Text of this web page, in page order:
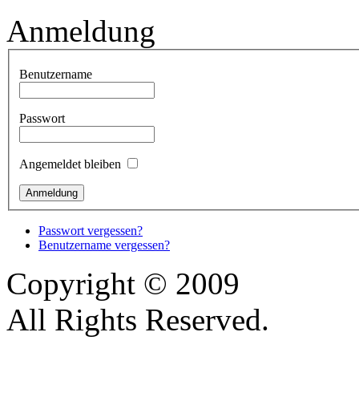
Anmeldung
Benutzername
Passwort
Angemeldet bleiben
Passwort vergessen?
Benutzername vergessen?
Copyright © 2009
All Rights Reserved.